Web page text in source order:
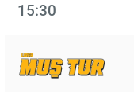
15:30